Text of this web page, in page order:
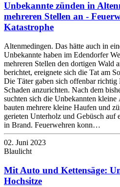
Unbekannte zünden in
mehreren Stellen an -
Katastrophe
Altenmedingen. Das hätte auch in
Unbekannte haben im Edendorfer
mehreren Stellen den dortigen Wald
berichtet, ereignete sich die Tat am
Die Täter gaben sich offenbar
Schaden anzurichten. Nach dem
suchten sich die Unbekannten kleine
bauten mehrere kleine Haufen und
gerieten Unterholz und Gebüsch auf
in Brand. Feuerwehren konn…
02. Juni 2023
Blaulicht
Mit Auto und Kettensäge:
Hochsitze